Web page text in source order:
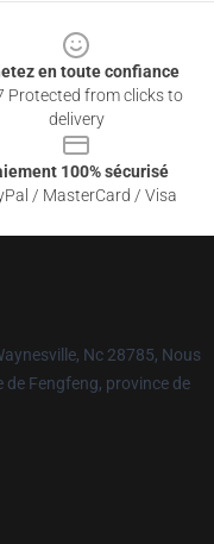
en toute confiance
Protected from clicks to
delivery
100% sécurisé
/ MasterCard / Visa
Nc 28785, Nous
de Fengfeng, province de